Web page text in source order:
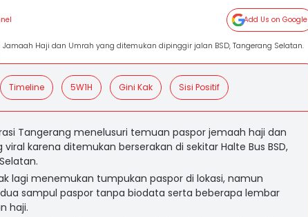
Add Us on Google
Haji dan Umrah yang ditemukan dipinggir jalan BSD, Tangerang Selatan.
Timeline 5W1H Gini Kak Sisi Positif
Tangerang menelusuri temuan paspor jemaah haji dan
karena ditemukan berserakan di sekitar Halte Bus BSD,
lagi menemukan tumpukan paspor di lokasi, namun
sampul paspor tanpa biodata serta beberapa lembar
haji.